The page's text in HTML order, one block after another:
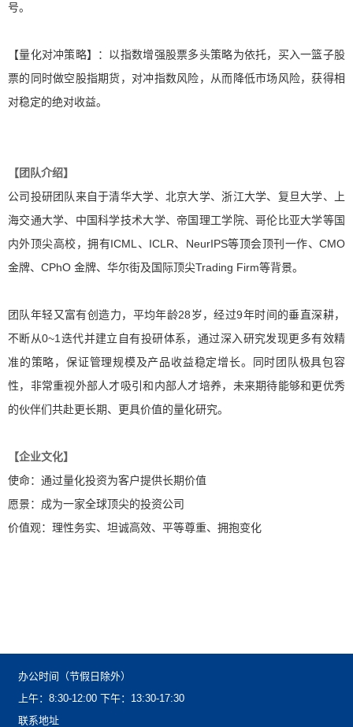
号。
【量化对冲策略】：以指数增强股票多头策略为依托，买入一篮子股
票的同时做空股指期货，对冲指数风险，从而降低市场风险，获得相
对稳定的绝对收益。
【团队介绍】
公司投研团队来自于清华大学、北京大学、浙江大学、复旦大学、上
海交通大学、中国科学技术大学、帝国理工学院、哥伦比亚大学等国
内外顶尖高校，拥有ICML、ICLR、NeurIPS等顶会顶刊一作、CMO
金牌、CPhO金牌、华尔街及国际顶尖TradingFirm等背景。
团队年轻又富有创造力，平均年龄28岁，经过9年时间的垂直深耕，
不断从0~1迭代并建立自有投研体系，通过深入研究发现更多有效精
准的策略，保证管理规模及产品收益稳定增长。同时团队极具包容
性，非常重视外部人才吸引和内部人才培养，未来期待能够和更优秀
的伙伴们共赴更长期、更具价值的量化研究。
【企业文化】
使命：通过量化投资为客户提供长期价值
愿景：成为一家全球顶尖的投资公司
价值观：理性务实、坦诚高效、平等尊重、拥抱变化
办公时间（节假日除外）
上午：8:30-12:00下午：13:30-17:30
联系地址